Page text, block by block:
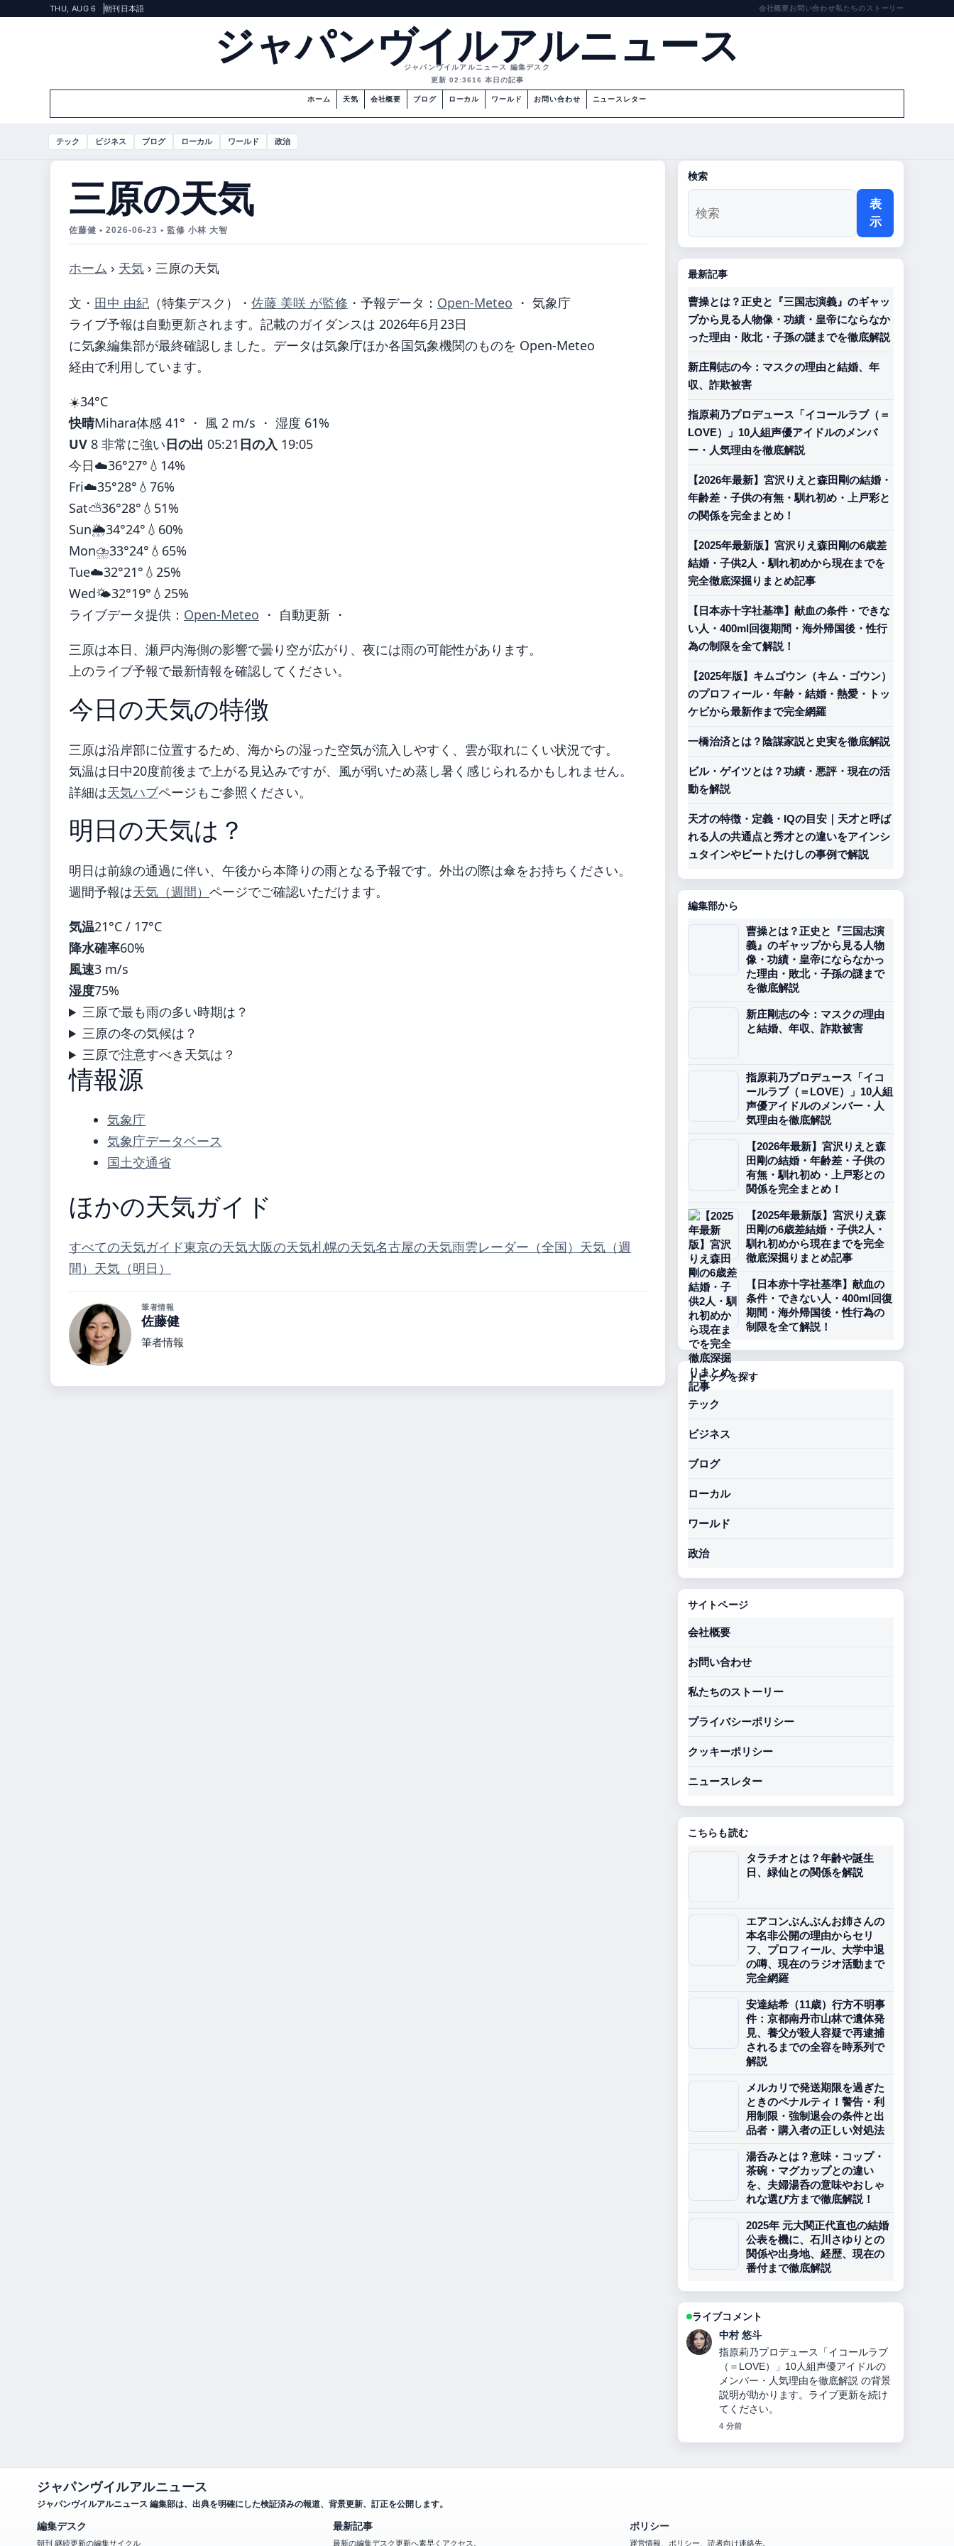
THU, AUG 6 朝刊 日本語 会社概要お問い合わせ私たちのストーリー
ジャパンヴイルアルニュース
ジャパンヴイルアルニュース 編集デスク
更新 02:3616 本日の記事
ホーム 天気 会社概要 ブログ ローカル ワールド お問い合わせ ニュースレター
テック ビジネス ブログ ローカル ワールド 政治
三原の天気
佐藤健 • 2026-06-23 • 監修 小林 大智
ホーム › 天気 › 三原の天気
文・ 田中 由紀 （特集デスク） ・ 佐藤 美咲 が監修 ・ 予報データ： Open-Meteo ・ 気象庁
ライブ予報は自動更新されます。記載のガイダンスは 2026年6月23日
に気象編集部が最終確認しました。データは気象庁ほか各国気象機関のものを Open-Meteo
経由で利用しています。
☀️34°C
快晴Mihara体感 41° ・ 風 2 m/s ・ 湿度 61%
UV 8 非常に強い日の出 05:21 日の入 19:05
今日☁️36°27° 💧14%
Fri☁️35°28° 💧76%
Sat⛅36°28° 💧51%
Sun🌦️34°24° 💧60%
Mon⛈️33°24° 💧65%
Tue☁️32°21° 💧25%
Wed🌤️32°19° 💧25%
ライブデータ提供： Open-Meteo ・ 自動更新 ・
三原は本日、瀬戸内海側の影響で曇り空が広がり、夜には雨の可能性があります。
上のライブ予報で最新情報を確認してください。
今日の天気の特徴
三原は沿岸部に位置するため、海からの湿った空気が流入しやすく、雲が取れにくい状況です。
気温は日中20度前後まで上がる見込みですが、風が弱いため蒸し暑く感じられるかもしれません。
詳細は天気ハブページもご参照ください。
明日の天気は？
明日は前線の通過に伴い、午後から本降りの雨となる予報です。外出の際は傘をお持ちください。
週間予報は天気（週間） ページでご確認いただけます。
気温21°C / 17°C
降水確率60%
風速3 m/s
湿度75%
三原で最も雨の多い時期は？
三原の冬の気候は？
三原で注意すべき天気は？
情報源
気象庁
気象庁データベース
国土交通省
ほかの天気ガイド
すべての天気ガイド東京の天気大阪の天気札幌の天気名古屋の天気雨雲レーダー（全国） 天気（週
間） 天気（明日）
筆者情報
佐藤健
筆者情報
検索
表
示
最新記事
曹操とは？正史と『三国志演義』のギャッ
プから見る人物像・功績・皇帝にならなか
った理由・敗北・子孫の謎までを徹底解説
新庄剛志の今：マスクの理由と結婚、年
収、詐欺被害
指原莉乃プロデュース「イコールラブ（＝
LOVE）」10人組声優アイドルのメンバ
ー・人気理由を徹底解説
【2026年最新】宮沢りえと森田剛の結婚・
年齢差・子供の有無・馴れ初め・上戸彩と
の関係を完全まとめ！
【2025年最新版】宮沢りえ森田剛の6歳差
結婚・子供2人・馴れ初めから現在までを
完全徹底深掘りまとめ記事
【日本赤十字社基準】献血の条件・できな
い人・400ml回復期間・海外帰国後・性行
為の制限を全て解説！
【2025年版】キムゴウン（キム・ゴウン）
のプロフィール・年齢・結婚・熱愛・トッ
ケビから最新作まで完全網羅
一橋治済とは？陰謀家説と史実を徹底解説
ビル・ゲイツとは？功績・悪評・現在の活
動を解説
天才の特徴・定義・IQの目安｜天才と呼ば
れる人の共通点と秀才との違いをアインシ
ュタインやビートたけしの事例で解説
編集部から
曹操とは？正史と『三国志演
義』のギャップから見る人物
像・功績・皇帝にならなかっ
た理由・敗北・子孫の謎まで
を徹底解説
新庄剛志の今：マスクの理由
と結婚、年収、詐欺被害
指原莉乃プロデュース「イコ
ールラブ（＝LOVE）」10人組
声優アイドルのメンバー・人
気理由を徹底解説
【2026年最新】宮沢りえと森
田剛の結婚・年齢差・子供の
有無・馴れ初め・上戸彩との
関係を完全まとめ！
【2025年最新版】宮沢りえ森
田剛の6歳差結婚・子供2人・
馴れ初めから現在までを完全
徹底深掘りまとめ記事
【日本赤十字社基準】献血の
条件・できない人・400ml回復
期間・海外帰国後・性行為の
制限を全て解説！
トピックを探す
テック
ビジネス
ブログ
ローカル
ワールド
政治
サイトページ
会社概要
お問い合わせ
私たちのストーリー
プライバシーポリシー
クッキーポリシー
ニュースレター
こちらも読む
タラチオとは？年齢や誕生
日、緑仙との関係を解説
エアコンぶんぶんお姉さんの
本名非公開の理由からセリ
フ、プロフィール、大学中退
の噂、現在のラジオ活動まで
完全網羅
安達結希（11歳）行方不明事
件：京都南丹市山林で遺体発
見、養父が殺人容疑で再逮捕
されるまでの全容を時系列で
解説
メルカリで発送期限を過ぎた
ときのペナルティ！警告・利
用制限・強制退会の条件と出
品者・購入者の正しい対処法
湯呑みとは？意味・コップ・
茶碗・マグカップとの違い
を、夫婦湯呑の意味やおしゃ
れな選び方まで徹底解説！
2025年 元大関正代直也の結婚
公表を機に、石川さゆりとの
関係や出身地、経歴、現在の
番付まで徹底解説
ライブコメント
中村 悠斗
指原莉乃プロデュース「イコールラブ
（＝LOVE）」10人組声優アイドルの
メンバー・人気理由を徹底解説 の背景
説明が助かります。ライブ更新を続け
てください。
4 分前
ジャパンヴイルアルニュース
ジャパンヴイルアルニュース 編集部は、出典を明確にした検証済みの報道、背景更新、訂正を公開します。
編集デスク
朝刊 継続更新の編集サイクル
最新記事
最新の編集デスク更新へ素早くアクセス。
ポリシー
運営情報、ポリシー、読者向け連絡先。